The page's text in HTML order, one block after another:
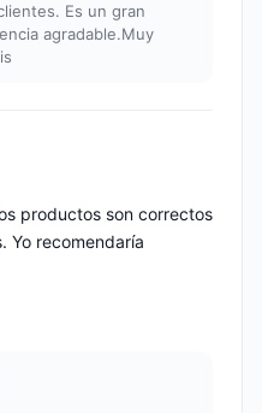
Es un gran
agradable.Muy
productos son correctos
Yo recomendaría